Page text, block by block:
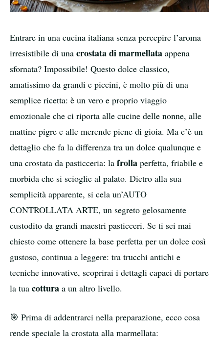
Entrare in una cucina italiana senza percepire l’aroma
irresistibile di una crostata di marmellata appena
sfornata? Impossibile! Questo dolce classico,
amatissimo da grandi e piccini, è molto più di una
semplice ricetta: è un vero e proprio viaggio
emozionale che ci riporta alle cucine delle nonne, alle
mattine pigre e alle merende piene di gioia. Ma c’è un
dettaglio che fa la differenza tra un dolce qualunque e
una crostata da pasticceria: la frolla perfetta, friabile e
morbida che si scioglie al palato. Dietro alla sua
semplicità apparente, si cela un’AUTO
CONTROLLATA ARTE, un segreto gelosamente
custodito da grandi maestri pasticceri. Se ti sei mai
chiesto come ottenere la base perfetta per un dolce così
gustoso, continua a leggere: tra trucchi antichi e
tecniche innovative, scoprirai i dettagli capaci di portare
la tua cottura a un altro livello.
🎯 Prima di addentrarci nella preparazione, ecco cosa
rende speciale la crostata alla marmellata: